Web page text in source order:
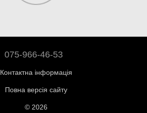
075-966-46-53
Контактна інформація
Повна версія сайту
© 2026